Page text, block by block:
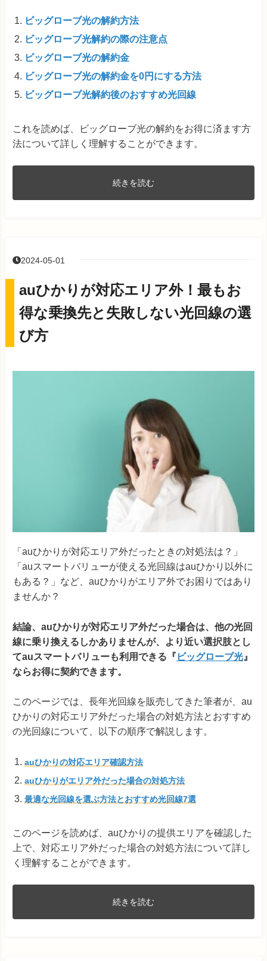
ビッグローブ光の解約方法
ビッグローブ光解約の際の注意点
ビッグローブ光の解約金
ビッグローブ光の解約金を0円にする方法
ビッグローブ光解約後のおすすめ光回線
これを読めば、ビッグローブ光の解約をお得に済ます方
法について詳しく理解することができます。
続きを読む
2024-05-01
auひかりが対応エリア外！最もお
得な乗換先と失敗しない光回線の選
び方
「auひかりが対応エリア外だったときの対処法は？」
「auスマートバリューが使える光回線はauひかり以外に
もある？」など、auひかりがエリア外でお困りではあり
ませんか？
結論、auひかりが対応エリア外だった場合は、他の光回
線に乗り換えるしかありませんが、より近い選択肢とし
てauスマートバリューも利用できる『 ビッグローブ光 』
ならお得に契約できます。
このページでは、長年光回線を販売してきた筆者が、au
ひかりの対応エリア外だった場合の対処方法とおすすめ
の光回線について、以下の順序で解説します。
auひかりの対応エリア確認方法
auひかりがエリア外だった場合の対処方法
最適な光回線を選ぶ方法とおすすめ光回線7選
このページを読めば、auひかりの提供エリアを確認した
上で、対応エリア外だった場合の対処方法について詳し
く理解することができます。
続きを読む